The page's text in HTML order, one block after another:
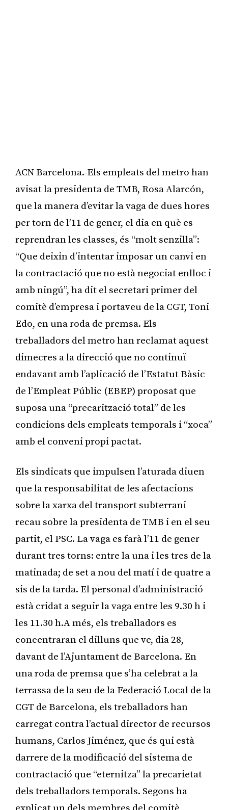
ACN Barcelona.-Els empleats del metro han
avisat la presidenta de TMB, Rosa Alarcón,
que la manera d’evitar la vaga de dues hores
per torn de l’11 de gener, el dia en què es
reprendran les classes, és “molt senzilla”:
“Que deixin d’intentar imposar un canvi en
la contractació que no està negociat enlloc i
amb ningú”, ha dit el secretari primer del
comitè d’empresa i portaveu de la CGT, Toni
Edo, en una roda de premsa. Els
treballadors del metro han reclamat aquest
dimecres a la direcció que no continuï
endavant amb l’aplicació de l’Estatut Bàsic
de l’Empleat Públic (EBEP) proposat que
suposa una “precarització total” de les
condicions dels empleats temporals i “xoca”
amb el conveni propi pactat.
Els sindicats que impulsen l’aturada diuen
que la responsabilitat de les afectacions
sobre la xarxa del transport subterrani
recau sobre la presidenta de TMB i en el seu
partit, el PSC. La vaga es farà l’11 de gener
durant tres torns: entre la una i les tres de la
matinada; de set a nou del matí i de quatre a
sis de la tarda. El personal d’administració
està cridat a seguir la vaga entre les 9.30 h i
les 11.30 h.A més, els treballadors es
concentraran el dilluns que ve, dia 28,
davant de l’Ajuntament de Barcelona. En
una roda de premsa que s’ha celebrat a la
terrassa de la seu de la Federació Local de la
CGT de Barcelona, els treballadors han
carregat contra l’actual director de recursos
humans, Carlos Jiménez, que és qui està
darrere de la modificació del sistema de
contractació que “eternitza” la precarietat
dels treballadors temporals. Segons ha